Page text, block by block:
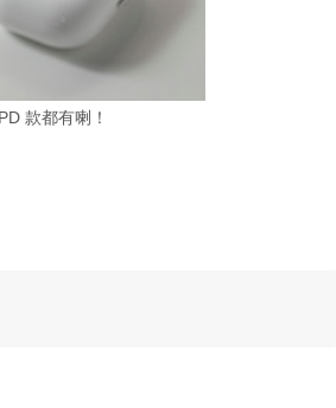
款都有喇！